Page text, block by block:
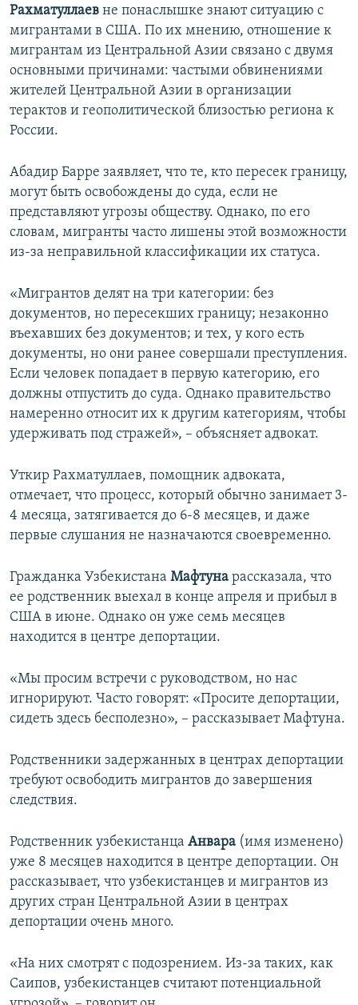
Рахматуллаев не понаслышке знают ситуацию с
мигрантами в США. По их мнению, отношение к
мигрантам из Центральной Азии связано с двумя
основными причинами: частыми обвинениями
жителей Центральной Азии в организации
терактов и геополитической близостью региона к
России.
Абадир Барре заявляет, что те, кто пересек границу,
могут быть освобождены до суда, если не
представляют угрозы обществу. Однако, по его
словам, мигранты часто лишены этой возможности
из-за неправильной классификации их статуса.
«Мигрантов делят на три категории: без
документов, но пересекших границу; незаконно
въехавших без документов; и тех, у кого есть
документы, но они ранее совершали преступления.
Если человек попадает в первую категорию, его
должны отпустить до суда. Однако правительство
намеренно относит их к другим категориям, чтобы
удерживать под стражей», – объясняет адвокат.
Уткир Рахматуллаев, помощник адвоката,
отмечает, что процесс, который обычно занимает 3-
4 месяца, затягивается до 6-8 месяцев, и даже
первые слушания не назначаются своевременно.
Гражданка Узбекистана Мафтуна рассказала, что
ее родственник выехал в конце апреля и прибыл в
США в июне. Однако он уже семь месяцев
находится в центре депортации.
«Мы просим встречи с руководством, но нас
игнорируют. Часто говорят: «Просите депортации,
сидеть здесь бесполезно», – рассказывает Мафтуна.
Родственники задержанных в центрах депортации
требуют освободить мигрантов до завершения
следствия.
Родственник узбекистанца Анвара (имя изменено)
уже 8 месяцев находится в центре депортации. Он
рассказывает, что узбекистанцев и мигрантов из
других стран Центральной Азии в центрах
депортации очень много.
«На них смотрят с подозрением. Из-за таких, как
Саипов, узбекистанцев считают потенциальной